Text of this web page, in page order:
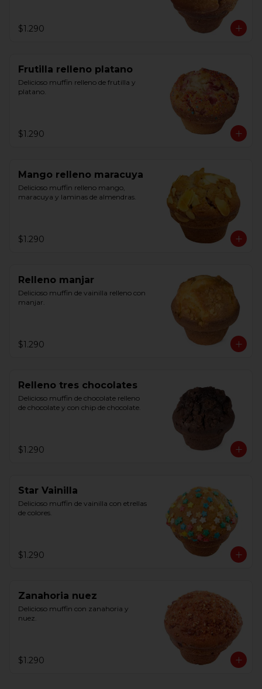
$1.290
Frutilla relleno platano
Delicioso muffin relleno de frutilla y
platano.
$1.290
Mango relleno maracuya
Delicioso muffin relleno mango,
maracuya y laminas de almendras.
$1.290
Relleno manjar
Delicioso muffin de vainilla relleno con
manjar.
$1.290
Relleno tres chocolates
Delicioso muffin de chocolate relleno
de chocolate y con chip de chocolate.
$1.290
Star Vainilla
Delicioso muffin de vainilla con etrellas
de colores.
$1.290
Zanahoria nuez
Delicioso muffin con zanahoria y
nuez.
$1.290